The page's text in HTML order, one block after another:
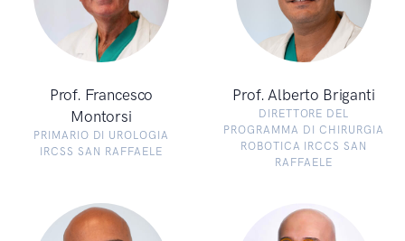
Prof. Francesco
Montorsi
PRIMARIO DI UROLOGIA
IRCSS SAN RAFFAELE
Prof. Alberto Briganti
DIRETTORE DEL
PROGRAMMA DI CHIRURGIA
ROBOTICA IRCCS SAN
RAFFAELE